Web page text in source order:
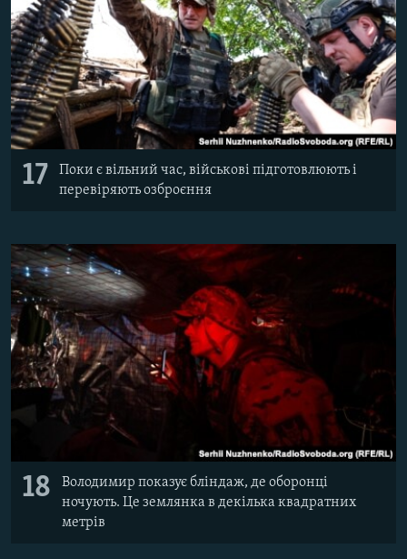
17
Поки є вільний час, військові підготовлюють і
перевіряють озброєння
18
Володимир показує бліндаж, де оборонці
ночують. Це землянка в декілька квадратних
метрів